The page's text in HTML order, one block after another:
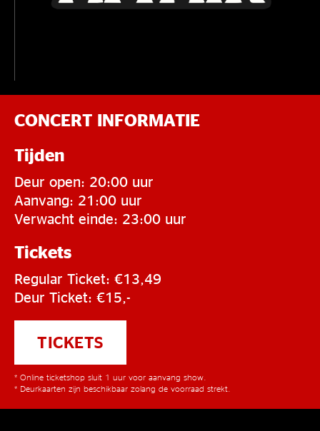
CONCERT INFORMATIE
Tijden
Deur open: 20:00 uur
Aanvang: 21:00 uur
Verwacht einde: 23:00 uur
Tickets
Regular Ticket: €13,49
Deur Ticket: €15,-
TICKETS
* Online ticketshop sluit 1 uur voor aanvang show.
* Deurkaarten zijn beschikbaar zolang de voorraad strekt.